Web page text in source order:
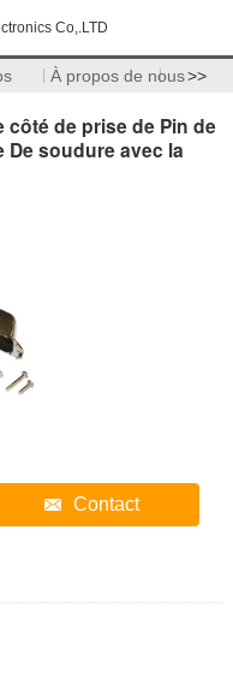
Co,.LTD
À propos de nous>>
de prise de Pin de
soudure avec la
Contact